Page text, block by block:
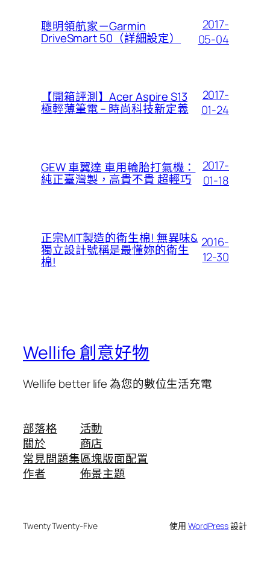
聰明領航家－Garmin
DriveSmart 50（詳細設定）
2017-
05-04
【開箱評測】Acer Aspire S13
極輕薄筆電 – 時尚科技新定義
2017-
01-24
GEW 車翼達 車用輪胎打氣機：
純正臺灣製，高貴不貴 超輕巧
2017-
01-18
正宗MIT製造的衛生棉! 無異味&
獨立設計號稱是最懂妳的衛生
棉!
2016-
12-30
Wellife 創意好物
Wellife better life 為您的數位生活充電
部落格
關於
常見問題集
作者
活動
商店
區塊版面配置
佈景主題
Twenty Twenty-Five 使用WordPress設計